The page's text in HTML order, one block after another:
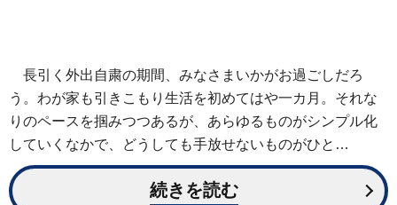
長引く外出自粛の期間、みなさまいかがお過ごしだろ
う。わが家も引きこもり生活を初めてはや一カ月。それな
りのペースを掴みつつあるが、あらゆるものがシンプル化
していくなかで、どうしても手放せないものがひと…
続きを読む